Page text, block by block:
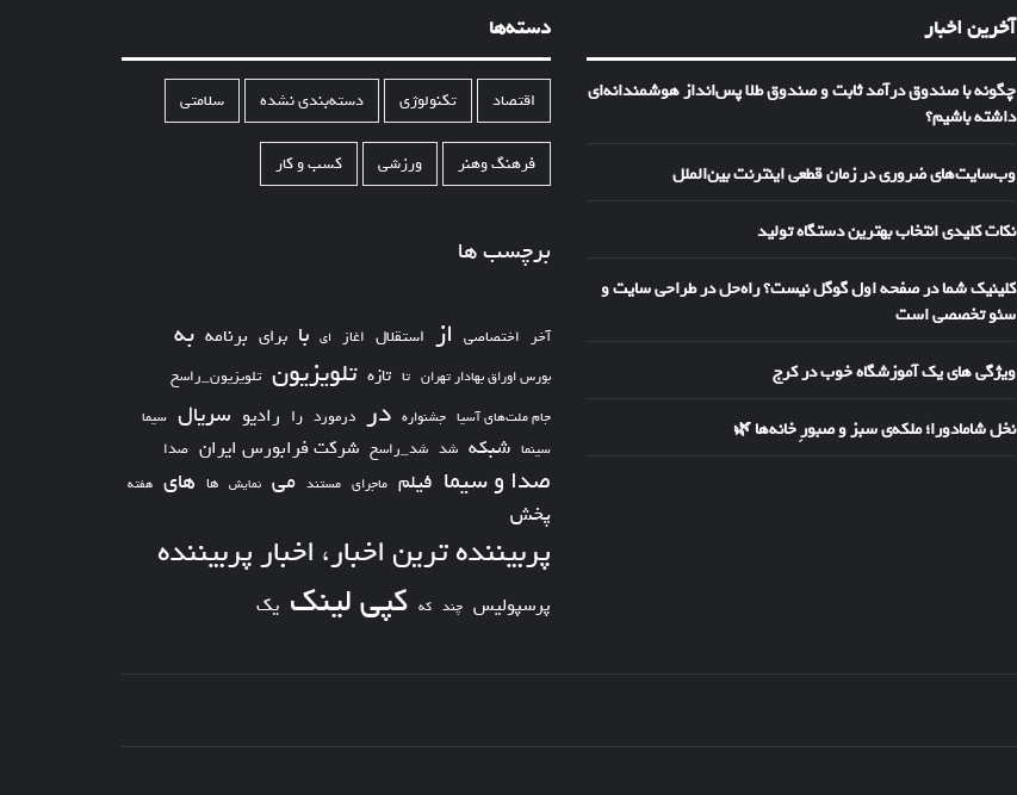
آخرین اخبار
چگونه با صندوق درآمد ثابت و صندوق طلا پس‌انداز هوشمندانه‌ای
داشته باشیم؟
وب‌سایت‌های ضروری در زمان قطعی اینترنت بین‌الملل
نکات کلیدی انتخاب بهترین دستگاه تولید
کلینیک شما در صفحه اول گوگل نیست؟ راه‌حل در طراحی سایت و
سئو تخصصی است
ویژگی های یک آموزشگاه خوب در کرج
نخل شامادورا؛ ملکه‌ی سبز و صبورِ خانه‌ها 🌿
دسته‌ها
اقتصاد تکنولوژی دسته‌بندی نشده سلامتی
فرهنگ وهنر ورزشی کسب و کار
برچسب ها
آخر اختصاصی از استقلال اغاز ای با برای برنامه به
بورس اوراق بهادار تهران تا تازه تلویزیون تلویزیون_راسخ
جام ملت‌های آسیا جشنواره در درمورد را رادیو سریال سیما
سینما شبکه شد شد_راسخ شرکت فرابورس ایران صدا
صدا و سیما فیلم ماجرای مستند می نمایش ها های هفته
پخش
پربیننده ترین اخبار، اخبار پربیننده
پرسپولیس چند که کپی لینک یک